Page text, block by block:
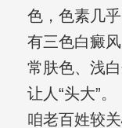
色，色素几
有三色白癜
常肤色、浅
让人“头大”。
咱老百姓较